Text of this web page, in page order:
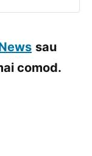
sau
comod.